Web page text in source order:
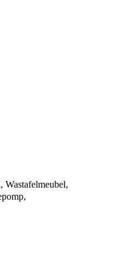
Wastafelmeubel,